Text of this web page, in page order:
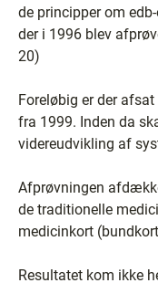
de principper om
der i 1996 blev
20)
Foreløbig er der
fra 1999. Inden da
videreudvikling af
Afprøvningen
de traditionelle
medicinkort
Resultatet kom ikke